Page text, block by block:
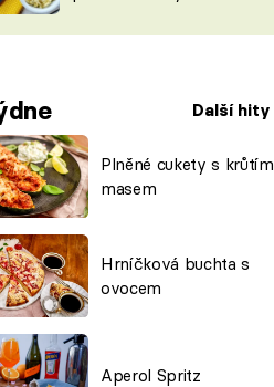
Další hity
Plněné cukety s krůtím
masem
Hrníčková buchta s
ovocem
Aperol Spritz